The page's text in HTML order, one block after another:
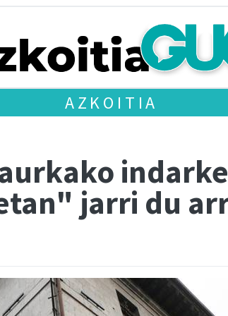
AZKOITIA
jarri du